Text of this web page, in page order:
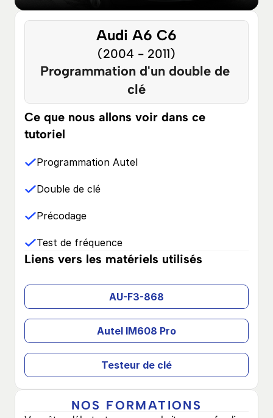
Audi A6 C6
(2004 - 2011)
Programmation d'un double de
clé
Ce que nous allons voir dans ce
tutoriel
Programmation Autel
Double de clé
Précodage
Test de fréquence
Liens vers les matériels utilisés
AU-F3-868
Autel IM608 Pro
Testeur de clé
NOS FORMATIONS